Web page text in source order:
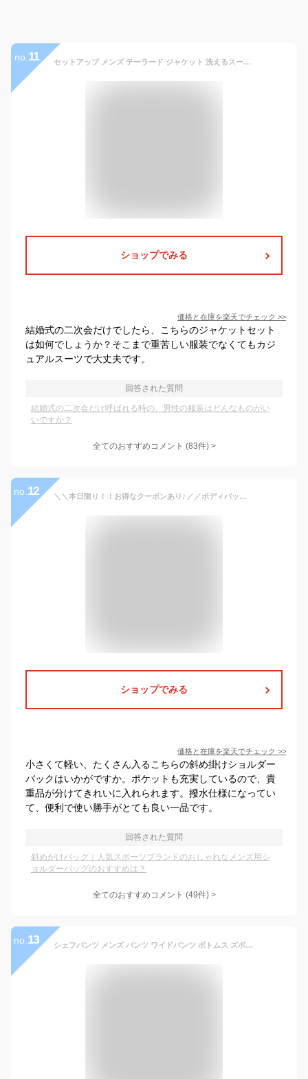
no. 11 セットアップ メンズ テーラード ジャケット 洗えるスーツ 接触冷感 超伸縮 吸水速乾 家庭洗濯可能 おしゃれ ストレッチ テレワーク 在宅勤務 ゴルフウェア ファスナー付き 卒業式 セレモニースーツ ブルゾン 全4色 5140-8606 5210-6306 ジェネレス
ショップでみる
価格と在庫を楽天でチェック >>
結婚式の二次会だけでしたら、こちらのジャケットセット
は如何でしょうか？そこまで重苦しい服装でなくてもカジ
ュアルスーツで大丈夫です。
回答された質問
結婚式の二次会だけ呼ばれる時の、男性の服装はどんなものがい
いですか？
全てのおすすめコメント (83件) >
no. 12 ＼＼本日限り！！お得なクーポンあり♪／／ボディバッグ メンズ ショルダーバッグ メンズ 肩掛けバッグ 肩がけバッグ メッセンジャーバッグ ボディーバッグ ワンショルダーバッグ 斜めがけバッグ 斜めがけ バッグ バック 防水 撥水 軽量 多収納 小さめ プレゼント 父の日
ショップでみる
価格と在庫を楽天でチェック >>
小さくて軽い、たくさん入るこちらの斜め掛けショルダー
バックはいかがですか。ポケットも充実しているので、貴
重品が分けてきれいに入れられます。撥水仕様になってい
て、便利で使い勝手がとても良い一品です。
回答された質問
斜めがけバッグ｜人気スポーツブランドのおしゃれなメンズ用シ
ョルダーバッグのおすすめは？
全てのおすすめコメント (49件) >
no. 13 シェフパンツ メンズ パンツ ワイドパンツ ボトムス ズボン コットン ツイル デニム イージーパンツ ワークパンツ ズボン ユニセックス メンズファッション オールシーズン 春 夏 秋 冬